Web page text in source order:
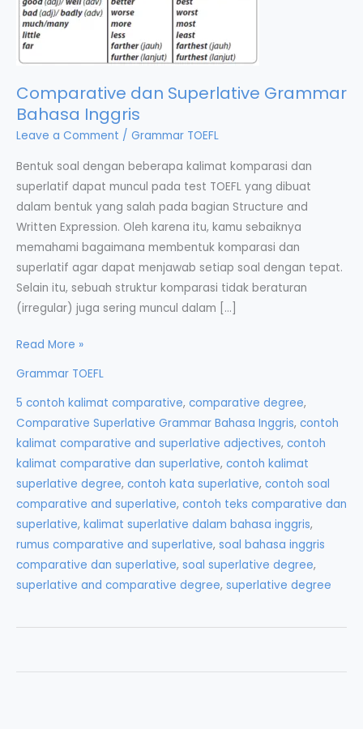
Comparative dan Superlative Grammar
Bahasa Inggris
Leave a Comment / Grammar TOEFL
Bentuk soal dengan beberapa kalimat komparasi dan
superlatif dapat muncul pada test TOEFL yang dibuat
dalam bentuk yang salah pada bagian Structure and
Written Expression. Oleh karena itu, kamu sebaiknya
memahami bagaimana membentuk komparasi dan
superlatif agar dapat menjawab setiap soal dengan tepat.
Selain itu, sebuah struktur komparasi tidak beraturan
(irregular) juga sering muncul dalam […]
Comparative
Grammar
Bahasa
Inggris
Read More »
Grammar TOEFL
5 contoh kalimat comparative, comparative degree,
Comparative Superlative Grammar Bahasa Inggris, contoh
kalimat comparative and superlative adjectives, contoh
kalimat comparative dan superlative, contoh kalimat
superlative degree, contoh kata superlative, contoh soal
comparative and superlative, contoh teks comparative dan
superlative, kalimat superlative dalam bahasa inggris,
rumus comparative and superlative, soal bahasa inggris
comparative dan superlative, soal superlative degree,
superlative and comparative degree, superlative degree